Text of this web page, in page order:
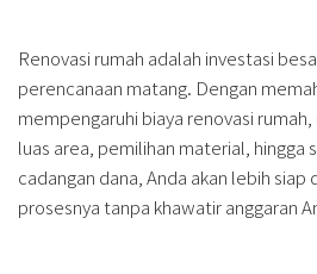
Renovasi rumah adalah investasi
perencanaan matang. Dengan
mempengaruhi biaya renovasi
luas area, pemilihan material, hingga
cadangan dana, Anda akan lebih siap
prosesnya tanpa khawatir anggaran